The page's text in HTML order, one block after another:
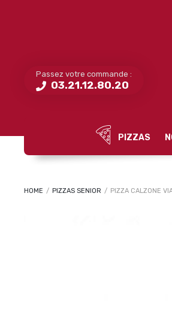
Passez votre commande :
03.21.12.80.20
PIZZAS
HOME / PIZZAS SENIOR / PIZZA CALZONE